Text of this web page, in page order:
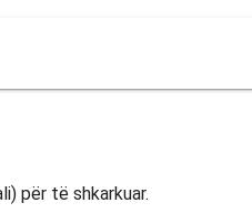
për të shkarkuar.